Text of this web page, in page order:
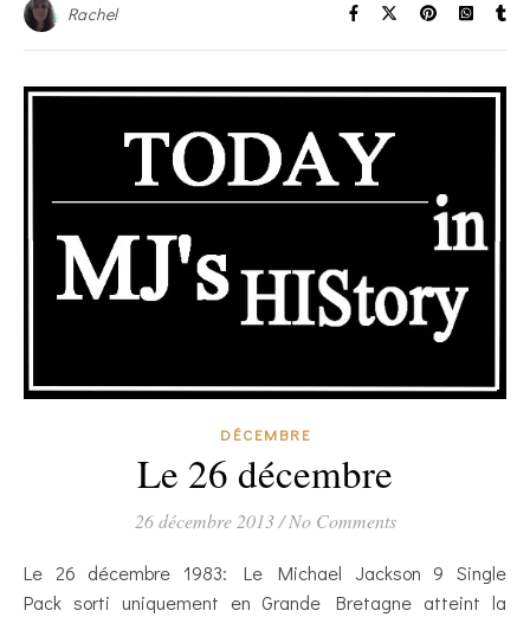
Rachel
DÉCEMBRE
Le 26 décembre
26 décembre 2013 / No Comments
Le 26 décembre 1983: Le Michael Jackson 9 Single
Pack sorti uniquement en Grande Bretagne atteint la